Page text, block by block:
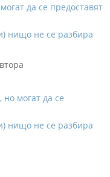
да се предоставят
нищо не се разбира
но могат да се
нищо не се разбира